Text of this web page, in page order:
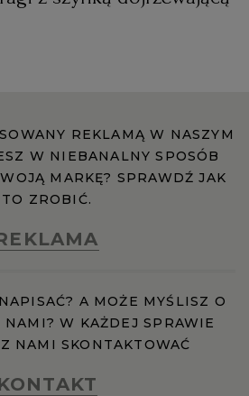
REKLAMĄ W NASZYM
W NIEBANALNY SPOSÓB
MARKĘ? SPRAWDŹ JAK
TO ZROBIĆ.
A MOŻE MYŚLISZ O
NAMI? W KAŻDEJ SPRAWIE
NAMI SKONTAKTOWAĆ